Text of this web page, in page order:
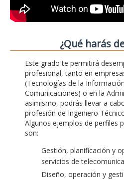
¿Qué harás
Este grado te permitirá
profesional, tanto en
(Tecnologías de la
Comunicaciones) o en la
asimismo, podrás llevar a
profesión de Ingeniero
Algunos ejemplos de perfiles
son:
Gestión, planificación y
servicios de
Diseño, operación y